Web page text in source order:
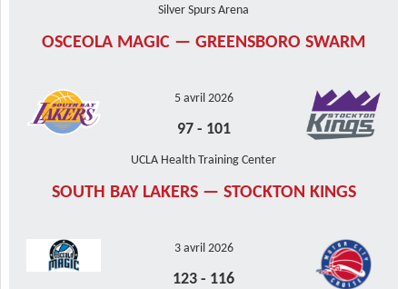
Silver Spurs Arena
OSCEOLA MAGIC — GREENSBORO SWARM
5 avril 2026
97- 101
UCLA Health Training Center
SOUTH BAY LAKERS — STOCKTON KINGS
3 avril 2026
123 - 116